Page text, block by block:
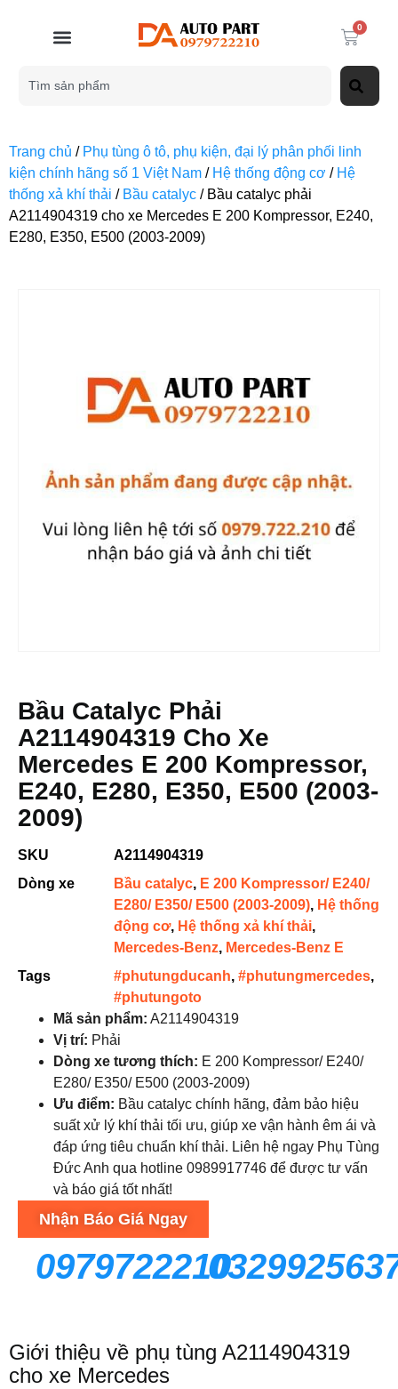
0
Trang chủ / Phụ tùng ô tô, phụ kiện, đại lý phân phối linh
kiện chính hãng số 1 Việt Nam / Hệ thống động cơ / Hệ
thống xả khí thải / Bầu catalyc / Bầu catalyc phải
A2114904319 cho xe Mercedes E 200 Kompressor, E240,
E280, E350, E500 (2003-2009)
Bầu Catalyc Phải
A2114904319 Cho Xe
Mercedes E 200 Kompressor,
E240, E280, E350, E500 (2003-
2009)
SKU
A2114904319
Dòng xe
Bầu catalyc, E 200 Kompressor/ E240/
E280/ E350/ E500 (2003-2009), Hệ thống
động cơ, Hệ thống xả khí thải,
Mercedes-Benz, Mercedes-Benz E
Tags
#phutungducanh, #phutungmercedes,
#phutungoto
Mã sản phẩm: A2114904319
Vị trí: Phải
Dòng xe tương thích: E 200 Kompressor/ E240/
E280/ E350/ E500 (2003-2009)
Ưu điểm: Bầu catalyc chính hãng, đảm bảo hiệu
suất xử lý khí thải tối ưu, giúp xe vận hành êm ái và
đáp ứng tiêu chuẩn khí thải. Liên hệ ngay Phụ Tùng
Đức Anh qua hotline 0989917746 để được tư vấn
và báo giá tốt nhất!
Nhận Báo Giá Ngay
0979722210
Giới thiệu về phụ tùng A2114904319
cho xe Mercedes